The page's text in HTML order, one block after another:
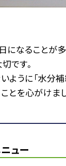
になることが
です。
うに「水分補
とを心がけまし
ュー